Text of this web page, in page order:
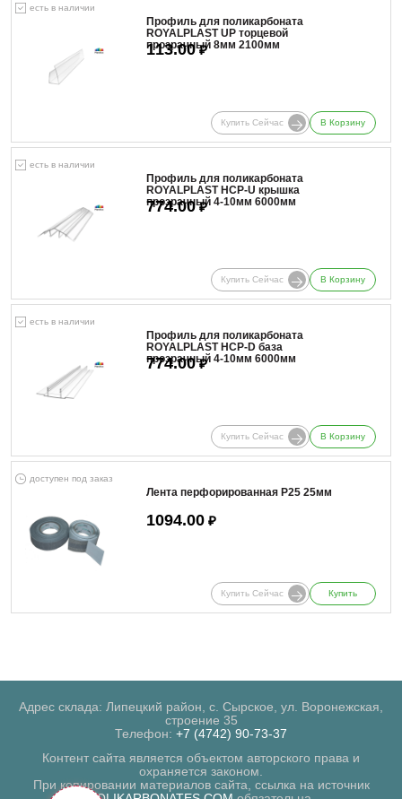
есть в наличии
Профиль для поликарбоната
ROYALPLAST UP торцевой
прозрачный 8мм 2100мм
113.00₽
Купить Сейчас В Корзину
есть в наличии
Профиль для поликарбоната
ROYALPLAST HCP-U крышка
прозрачный 4-10мм 6000мм
774.00₽
Купить Сейчас В Корзину
есть в наличии
Профиль для поликарбоната
ROYALPLAST HCP-D база
прозрачный 4-10мм 6000мм
774.00₽
Купить Сейчас В Корзину
доступен под заказ
Лента перфорированная Р25 25мм
1094.00 ₽
Купить Сейчас Купить
Адрес склада: Липецкий район, с. Сырское, ул. Воронежская,
строение 35
Телефон: +7 (4742) 90-73-37
Контент сайта является объектом авторского права и
охраняется законом.
При копировании материалов сайта, ссылка на источник